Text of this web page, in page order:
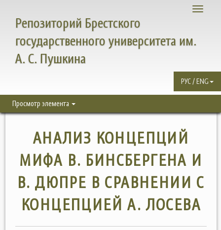
Toggle
Репозиторий Брестского
государственного университета им.
А. С. Пушкина
РУС / ENG
Просмотр элемента
АНАЛИЗ КОНЦЕПЦИЙ
МИФА В. БИНСБЕРГЕНА И
В. ДЮПРЕ В СРАВНЕНИИ С
КОНЦЕПЦИЕЙ А. ЛОСЕВА